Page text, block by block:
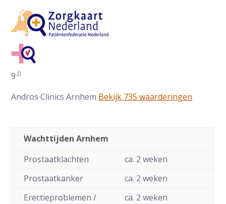
Gemiddelde waarderingen op ZorgkaartNederland:
9.0
Andros Clinics Arnhem Bekijk 735 waarderingen
Wachttijden Arnhem
Prostaatklachten
ca. 2 weken
Prostaatkanker
ca. 2 weken
Erectieproblemen /
ca. 2 weken